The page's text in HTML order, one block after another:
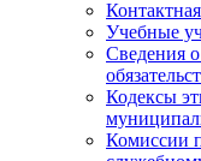
Учебные
Сведения
Кодексы
Комиссии